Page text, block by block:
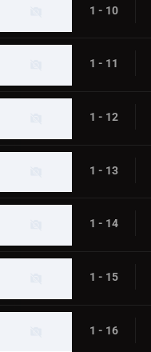
1 - 10
1 - 11
1 - 12
1 - 13
1 - 14
1 - 15
1 - 16